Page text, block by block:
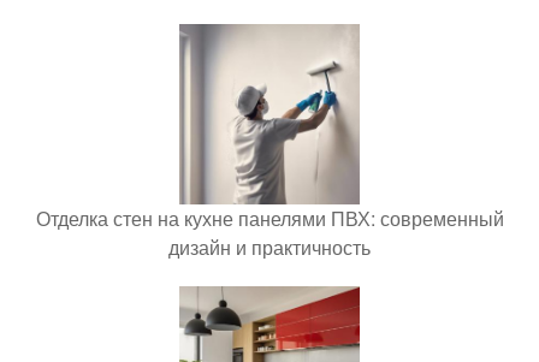
Отделка стен на кухне панелями ПВХ: современный
дизайн и практичность